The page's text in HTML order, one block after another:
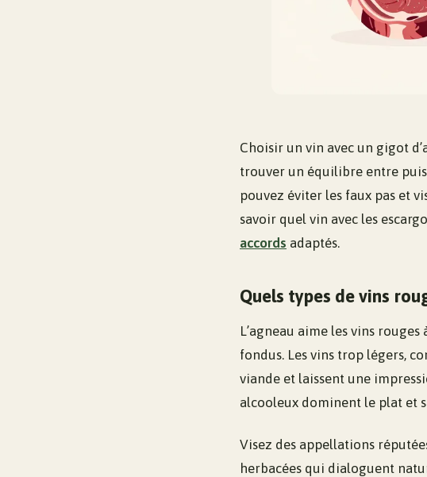
Choisir un vin avec un gigot
trouver un équilibre entre
pouvez éviter les faux pas et
savoir quel vin avec les
accords adaptés.
Quels types de vins
L’agneau aime les vins
fondus. Les vins trop légers,
viande et laissent une
alcooleux dominent le plat et
Visez des appellations
herbacées qui dialoguent